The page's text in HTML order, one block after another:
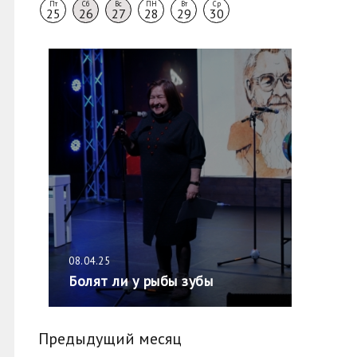
Пт
25
Сб
26
Вс
27
ПН
28
Вт
29
Ср
30
08.04.25
Болят ли у рыбы зубы
Предыдущий месяц